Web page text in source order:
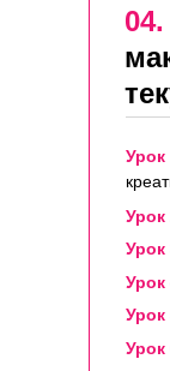
04.
Урок
Урок
Урок
Урок
Урок
Урок